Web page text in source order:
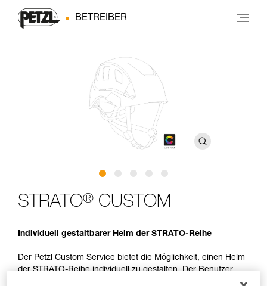
BETREIBER
STRATO® CUSTOM
Individuell gestaltbarer Helm der STRATO-Reihe
Der Petzl Custom Service bietet die Möglichkeit, einen Helm
der STRATO-Reihe individuell zu gestalten. Der Benutzer